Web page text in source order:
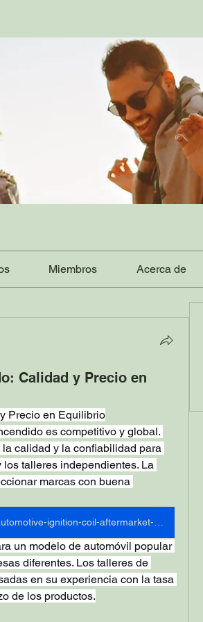
Miembros Acerca de
Calidad y Precio en
Precio en Equilibrio
es competitivo y global.
calidad y la confiabilidad para
talleres independientes. La
marcas con buena
un modelo de automóvil popular
diferentes. Los talleres de
en su experiencia con la tasa
de los productos.